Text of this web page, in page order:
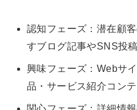
認知フェーズ：潜在顧
すブログ記事やSNS投稿
興味フェーズ：Webサ
品・サービス紹介コンテ